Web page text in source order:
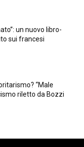
un nuovo libro-
sui francesi
“Male
riletto da Bozzi